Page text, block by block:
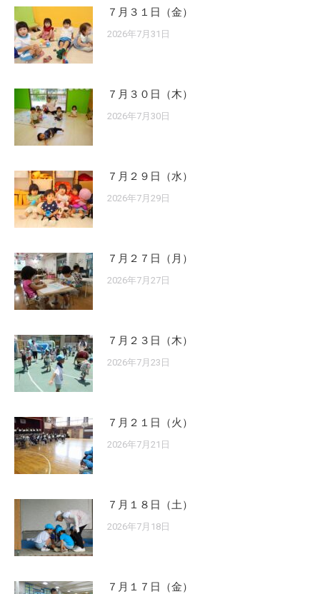
７月３１日（金）
2026年7月31日
７月３０日（木）
2026年7月30日
７月２９日（水）
2026年7月29日
７月２７日（月）
2026年7月27日
７月２３日（木）
2026年7月23日
７月２１日（火）
2026年7月21日
７月１８日（土）
2026年7月18日
７月１７日（金）